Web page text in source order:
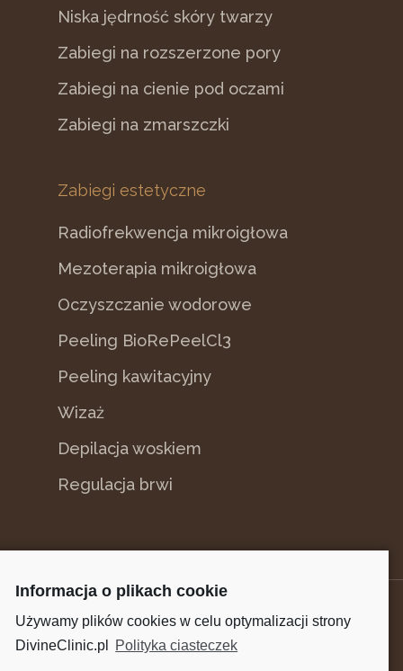
Niska jędrność skóry twarzy
Zabiegi na rozszerzone pory
Zabiegi na cienie pod oczami
Zabiegi na zmarszczki
Zabiegi estetyczne
Radiofrekwencja mikroigłowa
Mezoterapia mikroigłowa
Oczyszczanie wodorowe
Peeling BioRePeelCl3
Peeling kawitacyjny
Wizaż
Depilacja woskiem
Regulacja brwi
© 2021 DivineClinic Salon Kosmetologii Estetycznej
Bydgoszcz
Informacja o plikach cookie
Używamy plików cookies w celu optymalizacji strony
DivineClinic.pl
Polityka ciasteczek